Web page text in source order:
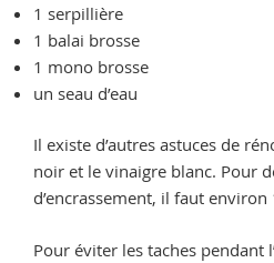
1 serpillière
1 balai brosse
1 mono brosse
un seau d’eau
Il existe d’autres astuces de
noir et le vinaigre blanc. Pour
d’encrassement, il faut
Pour éviter les taches pendant